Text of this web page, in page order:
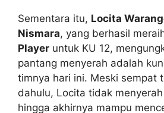
Sementara itu, Locita
Nismara, yang berhasil
Player untuk KU 12,
pantang menyerah adalah
timnya hari ini. Meski sempat
dahulu, Locita tidak
hingga akhirnya mampu